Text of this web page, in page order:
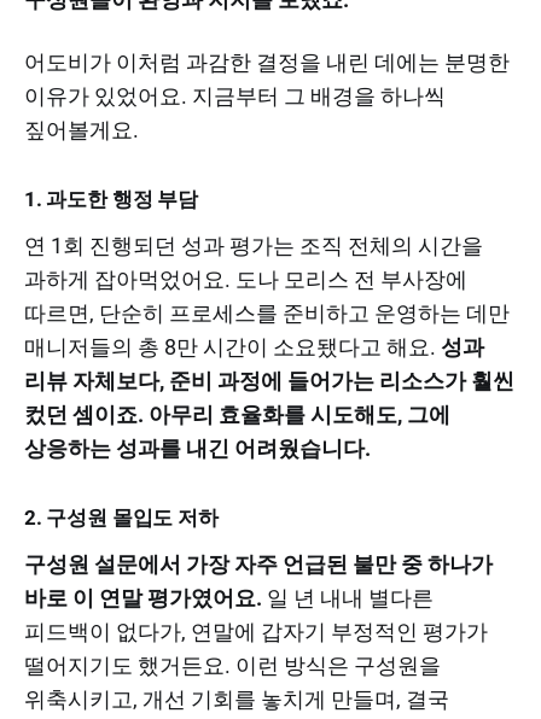
어도비가 이처럼 과감한 결정을 내린 데에는 분명한
이유가 있었어요. 지금부터 그 배경을 하나씩
짚어볼게요.
1. 과도한 행정 부담
연 1회 진행되던 성과 평가는 조직 전체의 시간을
과하게 잡아먹었어요. 도나 모리스 전 부사장에
따르면, 단순히 프로세스를 준비하고 운영하는 데만
매니저들의 총 8만 시간이 소요됐다고 해요. 성과
리뷰 자체보다, 준비 과정에 들어가는 리소스가 훨씬
컸던 셈이죠. 아무리 효율화를 시도해도, 그에
상응하는 성과를 내긴 어려웠습니다.
2. 구성원 몰입도 저하
구성원 설문에서 가장 자주 언급된 불만 중 하나가
바로 이 연말 평가였어요. 일 년 내내 별다른
피드백이 없다가, 연말에 갑자기 부정적인 평가가
떨어지기도 했거든요. 이런 방식은 구성원을
위축시키고, 개선 기회를 놓치게 만들며, 결국